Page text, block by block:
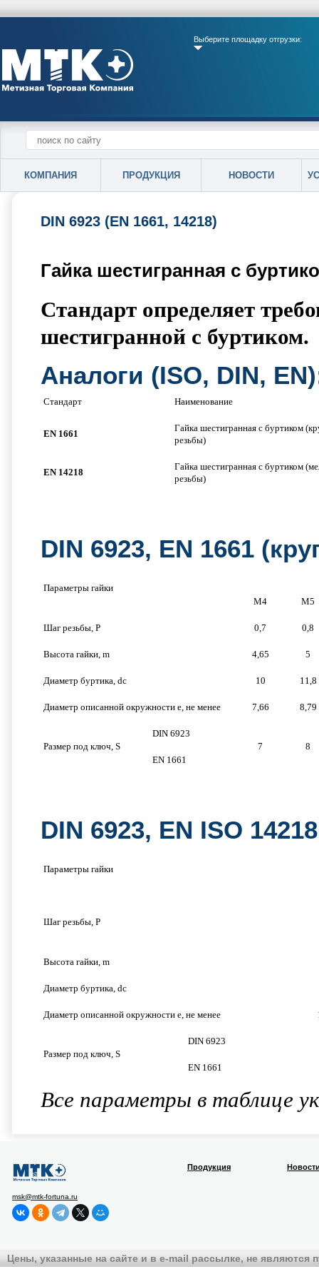
Выберите площадку отгрузки:
КОМПАНИЯ ПРОДУКЦИЯ НОВОСТИ
DIN 6923 (EN 1661, 14218)
Гайка шестигранная с
Стандарт определяет
шестигранной с буртиком.
Аналоги (ISO, DIN,
Стандарт Наименование
EN 1661
Гайка шестигранная с буртиком
резьбы)
EN 14218
Гайка шестигранная с буртиком
резьбы)
DIN 6923, EN 1661
Параметры гайки
М4
М5
Шаг резьбы, P 0,7 0,8
Высота гайки, m 4,65 5
Диаметр буртика, dc 10 11,8
Диаметр описанной окружности e, не менее 7,66 8,79
Размер под ключ, S
DIN 6923
7
8
EN 1661
DIN 6923, EN ISO
Параметры гайки
Шаг резьбы, P
Высота гайки, m
Диаметр буртика, dc
Диаметр описанной окружности e, не менее
Размер под ключ, S
DIN 6923
EN 1661
Все параметры в таблице
msk@mtk-fortuna.ru
Продукция
Цены, указанные на сайте и в e-mail рассылке, не являются